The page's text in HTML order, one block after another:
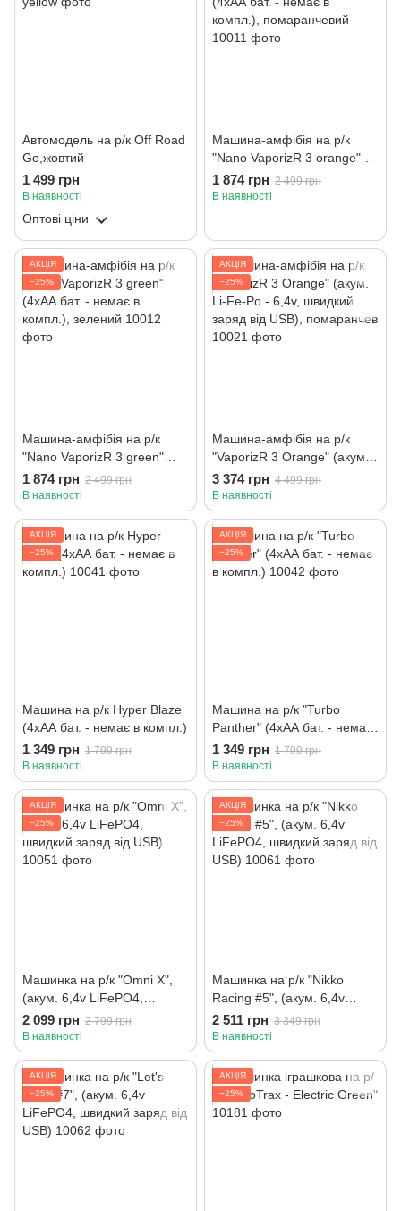
Автомодель на р/к Off Road
Go,жовтий
1 499 грн
В наявності
Оптові ціни
Машина-амфібія на р/к
"Nano VaporizR 3 orange"
(4хАА бат. - немає в
компл.), помаранчевий
1 874 грн 2 499 грн
В наявності
АКЦІЯ
−25%
Машина-амфібія на р/к
"Nano VaporizR 3 green"
(4хАА бат. - немає в
компл.), зелений
1 874 грн 2 499 грн
В наявності
АКЦІЯ
−25%
Машина-амфібія на р/к
"VaporizR 3 Orange" (акум.
Li-Fe-Po - 6,4v, швидкий
заряд від USB), помаранчев
3 374 грн 4 499 грн
В наявності
АКЦІЯ
−25%
Машина на р/к Hyper Blaze
(4хАА бат. - немає в компл.)
1 349 грн 1 799 грн
В наявності
АКЦІЯ
−25%
Машина на р/к "Turbo
Panther" (4хАА бат. - немає
в компл.)
1 349 грн 1 799 грн
В наявності
АКЦІЯ
−25%
Машинка на р/к "Omni X",
(акум. 6,4v LiFePO4,
швидкий заряд від USB)
2 099 грн 2 799 грн
В наявності
АКЦІЯ
−25%
Машинка на р/к "Nikko
Racing #5", (акум. 6,4v
LiFePO4, швидкий заряд від
USB)
2 511 грн 3 349 грн
В наявності
АКЦІЯ
−25%
АКЦІЯ
−25%